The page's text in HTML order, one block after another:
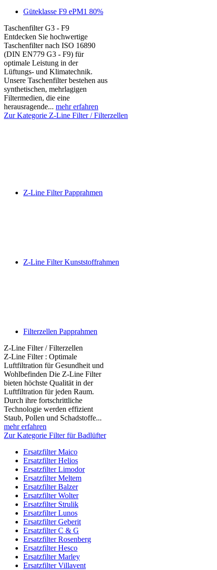
Güteklasse F9 ePM1 80%
Taschenfilter G3 - F9
Entdecken Sie hochwertige
Taschenfilter nach ISO 16890
(DIN EN779 G3 - F9) für
optimale Leistung in der
Lüftungs- und Klimatechnik.
Unsere Taschenfilter bestehen aus
synthetischen, mehrlagigen
Filtermedien, die eine
herausragende... mehr erfahren
Zur Kategorie Z-Line Filter / Filterzellen
Z-Line Filter Papprahmen
Z-Line Filter Kunststoffrahmen
Filterzellen Papprahmen
Z-Line Filter / Filterzellen
Z-Line Filter : Optimale
Luftfiltration für Gesundheit und
Wohlbefinden Die Z-Line Filter
bieten höchste Qualität in der
Luftfiltration für jeden Raum.
Durch ihre fortschrittliche
Technologie werden effizient
Staub, Pollen und Schadstoffe...
mehr erfahren
Zur Kategorie Filter für Badlüfter
Ersatzfilter Maico
Ersatzfilter Helios
Ersatzfilter Limodor
Ersatzfilter Meltem
Ersatzfilter Balzer
Ersatzfilter Wolter
Ersatzfilter Strulik
Ersatzfilter Lunos
Ersatzfilter Geberit
Ersatzfilter C & G
Ersatzfilter Rosenberg
Ersatzfilter Hesco
Ersatzfilter Marley
Ersatzfilter Villavent